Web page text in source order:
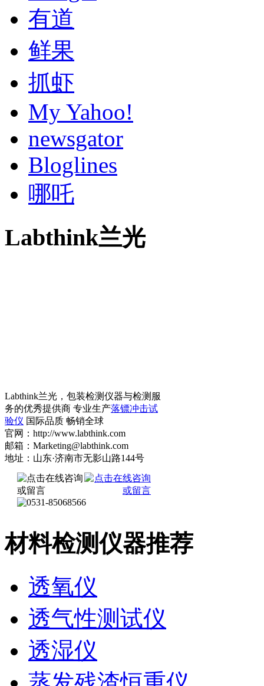
有道
鲜果
抓虾
My Yahoo!
newsgator
Bloglines
哪吒
Labthink兰光
Labthink兰光，包装检测仪器与检测服
务的优秀提供商 专业生产落镖冲击试
验仪 国际品质 畅销全球
官网：http://www.labthink.com
邮箱：Marketing@labthink.com
地址：山东·济南市无影山路144号
材料检测仪器推荐
透氧仪
透气性测试仪
透湿仪